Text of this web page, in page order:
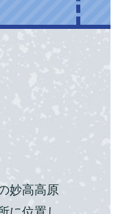
妙高高原